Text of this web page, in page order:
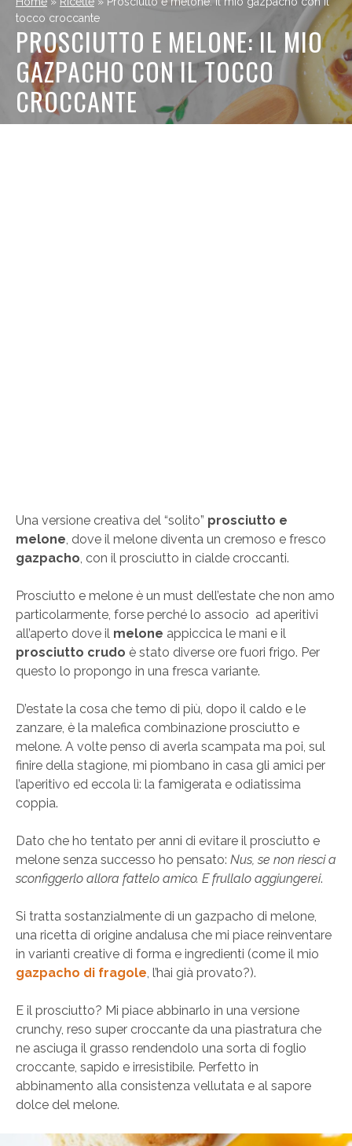
tocco croccante
PROSCIUTTO E MELONE: IL MIO
GAZPACHO CON IL TOCCO
CROCCANTE
Una versione creativa del “solito” prosciutto e
melone, dove il melone diventa un cremoso e fresco
gazpacho, con il prosciutto in cialde croccanti.
Prosciutto e melone è un must dell’estate che non amo
particolarmente, forse perché lo associo ad aperitivi
all’aperto dove il melone appiccica le mani e il
prosciutto crudo è stato diverse ore fuori frigo. Per
questo lo propongo in una fresca variante.
D’estate la cosa che temo di più, dopo il caldo e le
zanzare, è la malefica combinazione prosciutto e
melone. A volte penso di averla scampata ma poi, sul
finire della stagione, mi piombano in casa gli amici per
l’aperitivo ed eccola lì: la famigerata e odiatissima
coppia.
Dato che ho tentato per anni di evitare il prosciutto e
melone senza successo ho pensato: Nus, se non riesci a
sconfiggerlo allora fattelo amico. E frullalo aggiungerei.
Si tratta sostanzialmente di un gazpacho di melone,
una ricetta di origine andalusa che mi piace reinventare
in varianti creative di forma e ingredienti (come il mio
gazpacho di fragole, l’hai già provato?).
E il prosciutto? Mi piace abbinarlo in una versione
crunchy, reso super croccante da una piastratura che
ne asciuga il grasso rendendolo una sorta di foglio
croccante, sapido e irresistibile. Perfetto in
abbinamento alla consistenza vellutata e al sapore
dolce del melone.